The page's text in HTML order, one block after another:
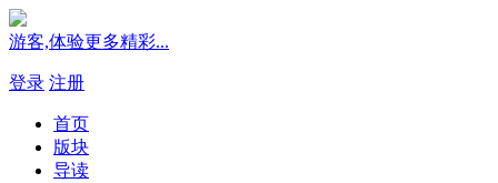
游客,体验更多精彩...
登录 注册
首页
版块
导读